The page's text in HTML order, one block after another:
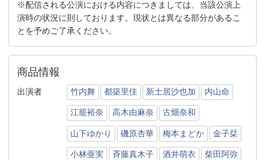
※配信される公演における内容につきましては、当該公演上
演時の状況に則しております。現状とは異なる部分があるこ
とを予めご了承ください。
商品情報
出演者 竹内舞 都築里佳 新土居沙也加 内山命
江籠裕奈 高木由麻奈 古畑奈和
山下ゆかり 磯原杏華 梅本まどか 金子栞
小林亜実 斉藤真木子 酒井萌衣 柴田阿弥